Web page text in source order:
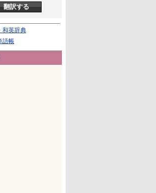
和英辞典
語帳